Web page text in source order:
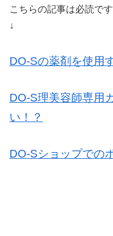
こちらの記事は必読です
↓
DO-Sの薬剤を使用
DO-S理美容師専用
い！？
DO-Sショップでの